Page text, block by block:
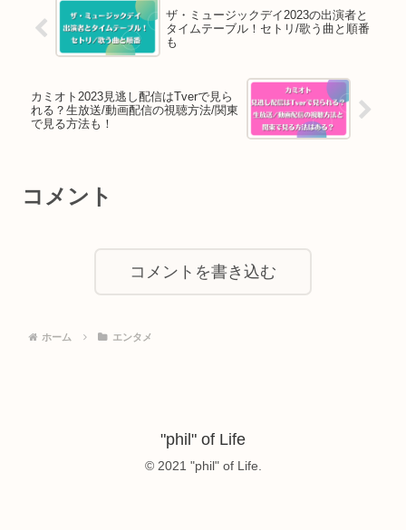
ザ・ミュージックデイ2023の出演者と
タイムテーブル！セトリ/歌う曲と順番
も
カミオト2023見逃し配信はTverで見ら
れる？生放送/動画配信の視聴方法/関東
で見る方法も！
コメント
コメントを書き込む
ホーム エンタメ
"phil" of Life
© 2021 "phil" of Life.